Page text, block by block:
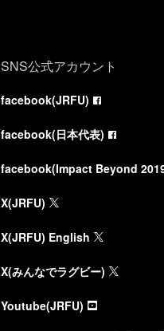
SNS公式アカウント
facebook(JRFU)
facebook(日本代表)
facebook(Impact Beyond
X(JRFU)
X(JRFU) English
X(みんなでラグビー)
Youtube(JRFU)